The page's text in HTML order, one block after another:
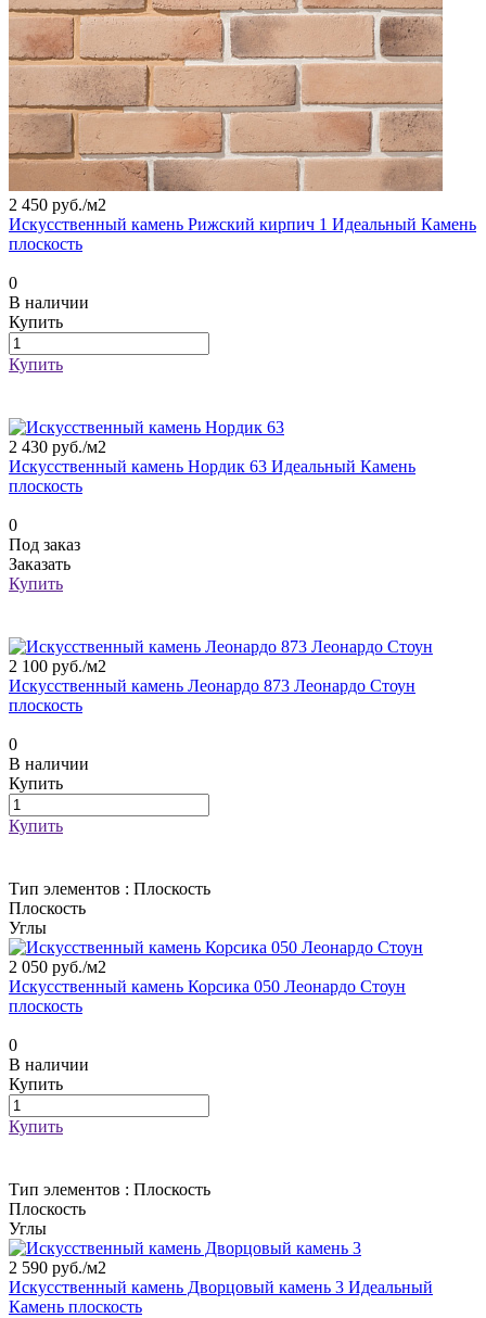
2 450 руб./м2
Искусственный камень Рижский кирпич 1 Идеальный Камень
плоскость
0
В наличии
Купить
Купить
2 430 руб./м2
Искусственный камень Нордик 63 Идеальный Камень
плоскость
0
Под заказ
Заказать
Купить
2 100 руб./м2
Искусственный камень Леонардо 873 Леонардо Стоун
плоскость
0
В наличии
Купить
Купить
Тип элементов : Плоскость
Плоскость
Углы
2 050 руб./м2
Искусственный камень Корсика 050 Леонардо Стоун
плоскость
0
В наличии
Купить
Купить
Тип элементов : Плоскость
Плоскость
Углы
2 590 руб./м2
Искусственный камень Дворцовый камень 3 Идеальный
Камень плоскость